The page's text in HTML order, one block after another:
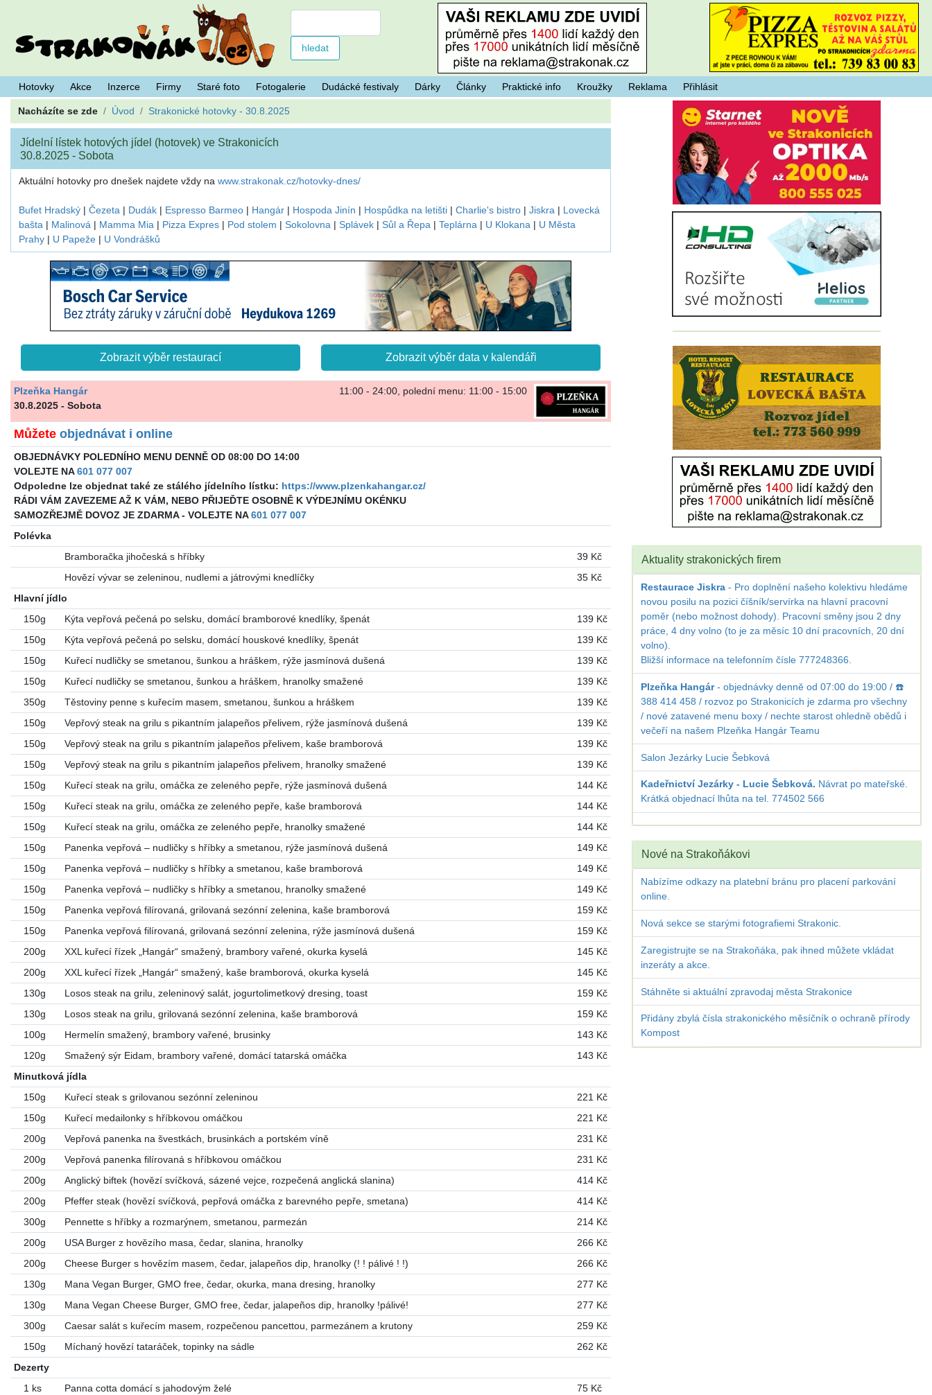
Hotovky Akce Inzerce Firmy Staré foto Fotogalerie Dudácké festivaly Dárky Články Praktické info Kroužky Reklama Přihlásit
Nacházíte se zde Úvod Strakonické hotovky - 30.8.2025
Jídelní lístek hotových jídel (hotovek) ve Strakonicích
30.8.2025 - Sobota
Aktuální hotovky pro dnešek najdete vždy nawww.strakonak.cz/hotovky-dnes/
Bufet Hradský |Čezeta | Dudák | Espresso Barmeo | Hangár | Hospoda Jinín | Hospůdka na letišti |Charlie's bistro |Jiskra | Lovecká
bašta | Malinová | Mamma Mia | Pizza Expres | Pod stolem |Sokolovna |Splávek |Sůl a Řepa |Teplárna | U Klokana | U Města
Prahy | U Papeže | U Vondrášků
Zobrazit výběr restaurací Zobrazit výběr data v kalendáři
11:00 - 24:00, polední menu: 11:00 - 15:00
Plzeňka Hangár
30.8.2025 - Sobota
Můžete objednávat i online
OBJEDNÁVKY POLEDNÍHO MENU DENNĚ OD 08:00 DO 14:00
VOLEJTE NA601 077 007
Odpoledne lze objednat také ze stálého jídelního lístku: https://www.plzenkahangar.cz/
RÁDI VÁM ZAVEZEME AŽ K VÁM, NEBO PŘIJEĎTE OSOBNĚ K VÝDEJNÍMU OKÉNKU
SAMOZŘEJMĚ DOVOZ JE ZDARMA - VOLEJTE NA601 077 007
Polévka
Bramboračka jihočeská s hříbky
39 Kč
Hovězí vývar se zeleninou, nudlemi a játrovými knedlíčky
35 Kč
Hlavní jídlo
150g
Kýta vepřová pečená po selsku, domácí bramborové knedlíky, špenát
139 Kč
150g
Kýta vepřová pečená po selsku, domácí houskové knedlíky, špenát
139 Kč
150g
Kuřecí nudličky se smetanou, šunkou a hráškem, rýže jasmínová dušená
139 Kč
150g
Kuřecí nudličky se smetanou, šunkou a hráškem, hranolky smažené
139 Kč
350g
Těstoviny penne s kuřecím masem, smetanou, šunkou a hráškem
139 Kč
150g
Vepřový steak na grilu s pikantním jalapeños přelivem, rýže jasmínová dušená
139 Kč
150g
Vepřový steak na grilu s pikantním jalapeños přelivem, kaše bramborová
139 Kč
150g
Vepřový steak na grilu s pikantním jalapeños přelivem, hranolky smažené
139 Kč
150g
Kuřecí steak na grilu, omáčka ze zeleného pepře, rýže jasmínová dušená
144 Kč
150g
Kuřecí steak na grilu, omáčka ze zeleného pepře, kaše bramborová
144 Kč
150g
Kuřecí steak na grilu, omáčka ze zeleného pepře, hranolky smažené
144 Kč
150g
Panenka vepřová – nudličky s hříbky a smetanou, rýže jasmínová dušená
149 Kč
150g
Panenka vepřová – nudličky s hříbky a smetanou, kaše bramborová
149 Kč
150g
Panenka vepřová – nudličky s hříbky a smetanou, hranolky smažené
149 Kč
150g
Panenka vepřová filírovaná, grilovaná sezónní zelenina, kaše bramborová
159 Kč
150g
Panenka vepřová filírovaná, grilovaná sezónní zelenina, rýže jasmínová dušená
159 Kč
200g
XXL kuřecí řízek „Hangár“ smažený, brambory vařené, okurka kyselá
145 Kč
200g
XXL kuřecí řízek „Hangár“ smažený, kaše bramborová, okurka kyselá
145 Kč
130g
Losos steak na grilu, zeleninový salát, jogurtolimetkový dresing, toast
159 Kč
130g
Losos steak na grilu, grilovaná sezónní zelenina, kaše bramborová
159 Kč
100g
Hermelín smažený, brambory vařené, brusinky
143 Kč
120g
Smažený sýr Eidam, brambory vařené, domácí tatarská omáčka
143 Kč
Minutková jídla
150g
Kuřecí steak s grilovanou sezónní zeleninou
221 Kč
150g
Kuřecí medailonky s hříbkovou omáčkou
221 Kč
200g
Vepřová panenka na švestkách, brusinkách a portském víně
231 Kč
200g
Vepřová panenka filírovaná s hříbkovou omáčkou
231 Kč
200g
Anglický biftek (hovězí svíčková, sázené vejce, rozpečená anglická slanina)
414 Kč
200g
Pfeffer steak (hovězí svíčková, pepřová omáčka z barevného pepře, smetana)
414 Kč
300g
Pennette s hříbky a rozmarýnem, smetanou, parmezán
214 Kč
200g
USA Burger z hovězího masa, čedar, slanina, hranolky
266 Kč
200g
Cheese Burger s hovězím masem, čedar, jalapeños dip, hranolky (! ! pálivé ! !)
266 Kč
130g
Mana Vegan Burger, GMO free, čedar, okurka, mana dresing, hranolky
277 Kč
130g
Mana Vegan Cheese Burger, GMO free, čedar, jalapeños dip, hranolky !pálivé!
277 Kč
300g
Caesar salát s kuřecím masem, rozpečenou pancettou, parmezánem a krutony
259 Kč
150g
Míchaný hovězí tataráček, topinky na sádle
262 Kč
Dezerty
1 ks
Panna cotta domácí s jahodovým želé
75 Kč
Aktuality strakonických firem
Restaurace Jiskra - Pro doplnění našeho kolektivu hledáme
novou posilu na pozici číšník/servírka na hlavní pracovní
poměr (nebo možnost dohody). Pracovní směny jsou 2 dny
práce, 4 dny volno (to je za měsíc 10 dní pracovních, 20 dní
volno).
Bližší informace na telefonním čísle 777248366.
Plzeňka Hangár- objednávky denně od 07:00 do 19:00 / ☎️
388 414 458 / rozvoz po Strakonicích je zdarma pro všechny
/ nové zatavené menu boxy / nechte starost ohledně obědů i
večeří na našem Plzeňka Hangár Teamu
Salon Jezárky Lucie Šebková
Kadeřnictví Jezárky - Lucie Šebková. Návrat po mateřské.
Krátká objednací lhůta na tel. 774502 566
Nové na Strakoňákovi
Nabízíme odkazy na platební bránu pro placení parkování
online.
Nová sekce se starými fotografiemi Strakonic.
Zaregistrujte se na Strakoňáka, pak ihned můžete vkládat
inzeráty a akce.
Stáhněte si aktuální zpravodaj města Strakonice
Přidány zbylá čísla strakonického měsíčník o ochraně přírody
Kompost